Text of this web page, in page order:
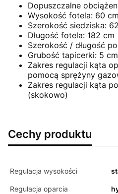
Dopuszczalne
Wysokość fotela: 60 cm
Szerokość siedziska:
Długość fotela: 182 cm
Szerokość / długość
Grubość tapicerki: 5
Zakres regulacji kąta
pomocą sprężyny
Zakres regulacji kąta
(skokowo)
Cechy produktu
Regulacja wysokości
Regulacja oparcia